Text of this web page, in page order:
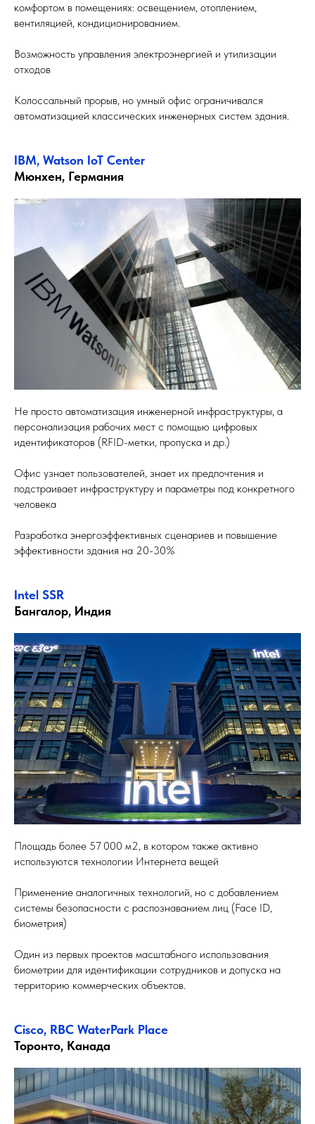
комфортом в помещениях: освещением, отоплением,
вентиляцией, кондиционированием.
Возможность управления электроэнергией и утилизации
отходов
Колоссальный прорыв, но умный офис ограничивался
автоматизацией классических инженерных систем здания.
IBM, Watson IoT Center
Мюнхен, Германия
Не просто автоматизация инженерной инфраструктуры, а
персонализация рабочих мест с помощью цифровых
идентификаторов (RFID-метки, пропуска и др.)
Офис узнает пользователей, знает их предпочтения и
подстраивает инфраструктуру и параметры под конкретного
человека
Разработка энергоэффективных сценариев и повышение
эффективности здания на 20-30%
Intel SSR
Бангалор, Индия
Площадь более 57 000 м2, в котором также активно
используются технологии Интернета вещей
Применение аналогичных технологий, но с добавлением
системы безопасности с распознаванием лиц (Face ID,
биометрия)
Один из первых проектов масштабного использования
биометрии для идентификации сотрудников и допуска на
территорию коммерческих объектов.
Cisco, RBC WaterPark Place
Торонто, Канада